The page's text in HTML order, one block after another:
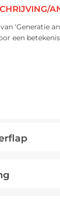
‘Generatie
een